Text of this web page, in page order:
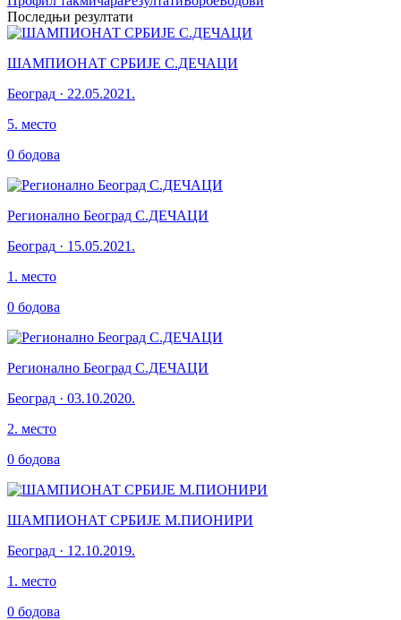
Последњи резултати
ШАМПИОНАТ СРБИЈЕ С.ДЕЧАЦИ
Београд · 22.05.2021.
5. место
0 бодова
Регионално Београд С.ДЕЧАЦИ
Београд · 15.05.2021.
1 . место
0 бодова
Регионално Београд С.ДЕЧАЦИ
Београд · 03.10.2020.
2. место
0 бодова
ШАМПИОНАТ СРБИЈЕ М.ПИОНИРИ
Београд · 12.10.2019.
1 . место
0 бодова